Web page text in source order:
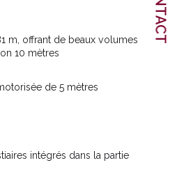
m, offrant de beaux volumes
10 mètres
de 5 mètres
intégrés dans la partie